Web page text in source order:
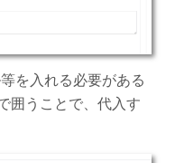
を入れる必要がある
囲うことで、代入す